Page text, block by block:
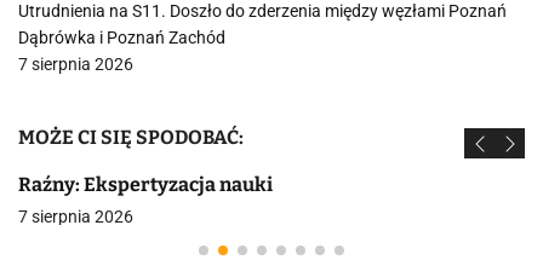
Utrudnienia na S11. Doszło do zderzenia między węzłami Poznań
Dąbrówka i Poznań Zachód
7 sierpnia 2026
MOŻE CI SIĘ SPODOBAĆ:
Raźny: Ekspertyzacja nauki
7 sierpnia 2026